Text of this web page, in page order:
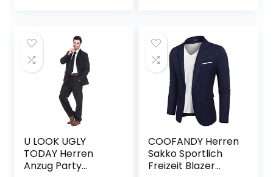
U LOOK UGLY
TODAY Herren
Anzug Party
COOFANDY Herren
Sakko Sportlich
Freizeit Blazer